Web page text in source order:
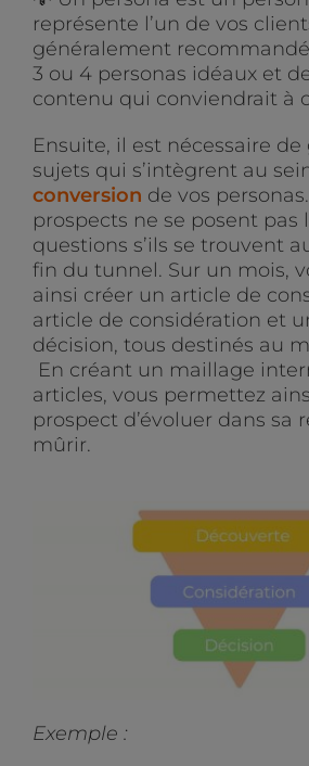
représente l’un de vos
généralement
3 ou 4 personas idéaux et
contenu qui conviendrait à
Ensuite, il est nécessaire de
sujets qui s’intègrent au
conversion de vos
prospects ne se posent pas
questions s’ils se trouvent
fin du tunnel. Sur un mois,
ainsi créer un article de
article de considération et
décision, tous destinés au
En créant un maillage
articles, vous permettez
prospect d’évoluer dans sa
mûrir.
Exemple :